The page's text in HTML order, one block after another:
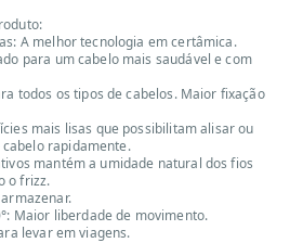
A melhor tecnologia em certâmica.
para um cabelo mais saudável e com
todos os tipos de cabelos. Maior fixação
mais lisas que possibilitam alisar ou
rapidamente.
mantém a umidade natural dos fios
o frizz.
Maior liberdade de movimento.
levar em viagens.